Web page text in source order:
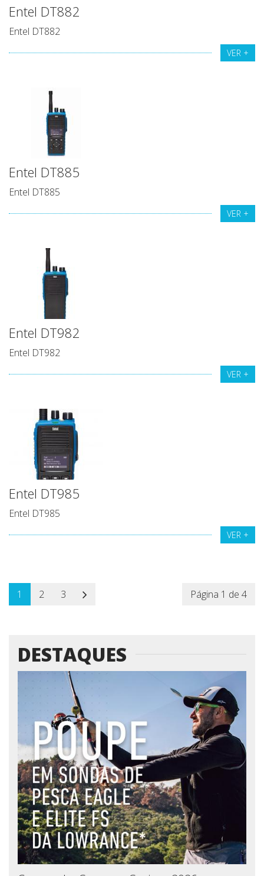
Entel DT882
Entel DT882
VER +
Entel DT885
Entel DT885
VER +
Entel DT982
Entel DT982
VER +
Entel DT985
Entel DT985
VER +
1 2 3 Página 1 de 4
DESTAQUES